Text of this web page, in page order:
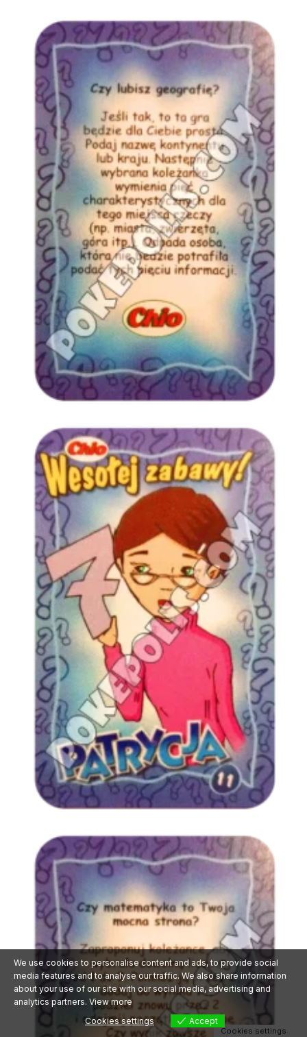
Śledź PokePolis na
Facebooku!
Dołącz do społeczności —
newsy, eventy i rarytasy.
Polub stronę
We use cookies to personalise content and ads, to provide social
media features and to analyse our traffic. We also share information
about your use of our site with our social media, advertising and
analytics partners. View more
Cookies settings
Accept
Cookies settings